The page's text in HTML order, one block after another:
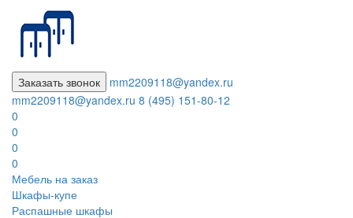
Заказать звонок
mm2209118@yandex.ru
mm2209118@yandex.ru 8 (495) 151-80-12
0
0
0
0
Мебель на заказ
Шкафы-купе
Распашные шкафы